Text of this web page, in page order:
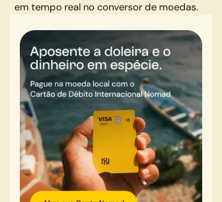
em tempo real no conversor de moedas.